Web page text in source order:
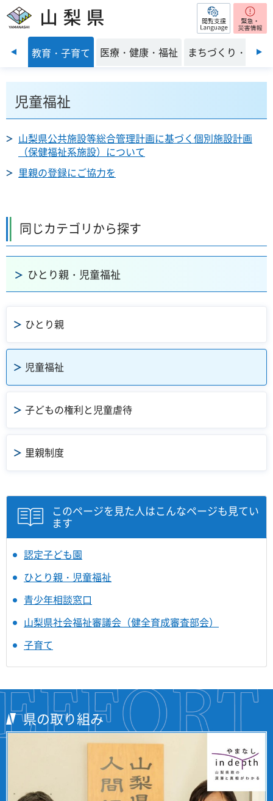
山梨県 閲覧支援
前のスライドを表示
し 教育・子育て 医療・健康・福祉 まちづくり・環境
児童福祉
山梨県公共施設等総合管理計画に基づく個別施設計画
（保健福祉系施設）について
里親の登録にご協力を
同じカテゴリから探す
ひとり親・児童福祉
ひとり親
児童福祉
子どもの権利と児童虐待
里親制度
このページを見た人はこんなページも見てい
ます
認定子ども園
ひとり親・児童福祉
青少年相談窓口
山梨県社会福祉審議会（健全育成審査部会）
子育て
県の取り組み